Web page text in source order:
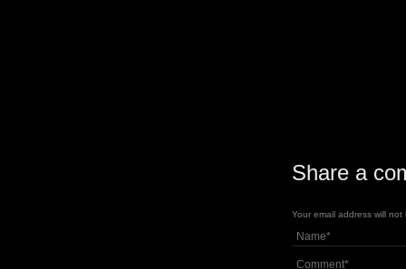
Share a
Your email address will